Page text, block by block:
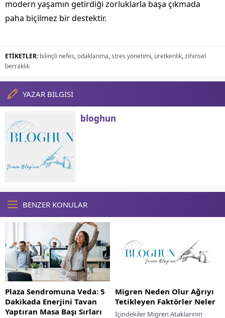
modern yaşamın getirdiği zorluklarla başa çıkmada
paha biçilmez bir destektir.
ETİKETLER: bilinçli nefes,odaklanma,stres yönetimi, üretkenlik,zihinsel
berraklık
YAZAR BİLGİSİ
bloghun
BENZER KONULAR
Plaza Sendromuna Veda: 5
Dakikada Enerjini Tavan
Yaptıran Masa Başı Sırları
Migren Neden Olur Ağrıyı
Tetikleyen Faktörler Neler
İçindekiler Migren Ataklarının